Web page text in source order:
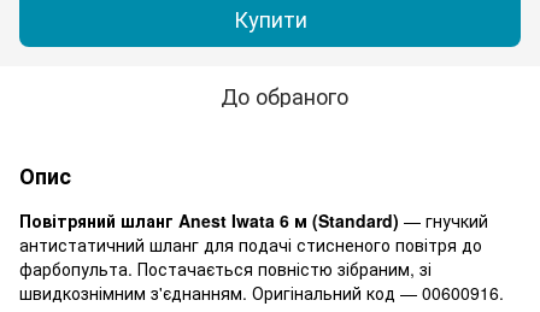
Купити
До обраного
Опис
Повітряний шланг Anest Iwata 6 м (Standard) — гнучкий
антистатичний шланг для подачі стисненого повітря до
фарбопульта. Постачається повністю зібраним, зі
швидкознімним з'єднанням. Оригінальний код — 00600916.